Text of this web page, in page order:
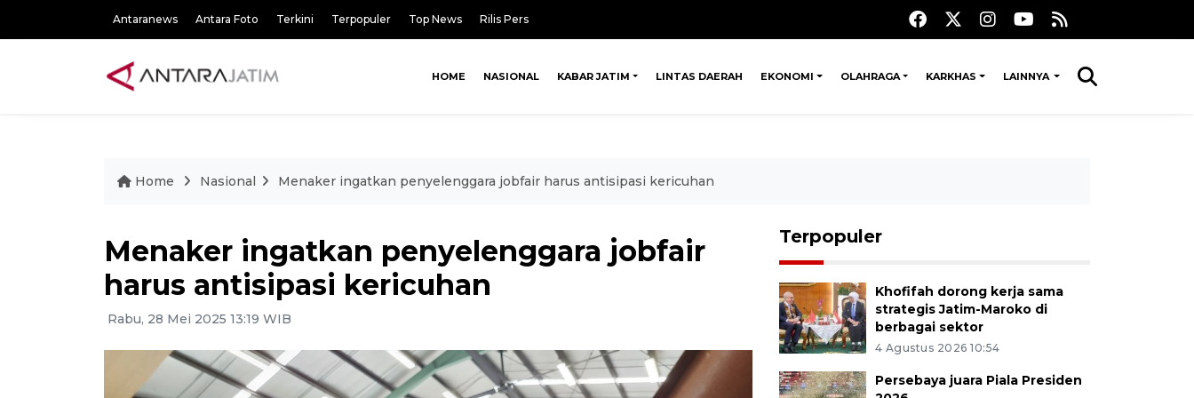
Antaranews Antara Foto Terkini Terpopuler Top News Rilis Pers
HOME NASIONAL KABAR JATIM LINTAS DAERAH EKONOMI OLAHRAGA KARKHAS LAINNYA
Home Nasional Menaker ingatkan penyelenggara jobfair harus antisipasi kericuhan
Menaker ingatkan penyelenggara jobfair
harus antisipasi kericuhan
Rabu, 28 Mei 2025 13:19 WIB
Terpopuler
Khofifah dorong kerja sama
strategis Jatim-Maroko di
berbagai sektor
4 Agustus 2026 10:54
Persebaya juara Piala Presiden